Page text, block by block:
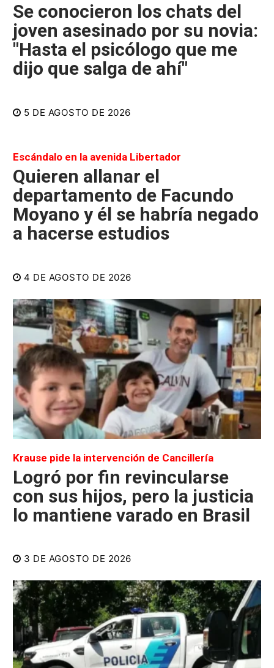
Se conocieron los chats del
joven asesinado por su novia:
"Hasta el psicólogo que me
dijo que salga de ahí"
5 DE AGOSTO DE 2026
Escándalo en la avenida Libertador
Quieren allanar el
departamento de Facundo
Moyano y él se habría negado
a hacerse estudios
4 DE AGOSTO DE 2026
Krause pide la intervención de Cancillería
Logró por fin revincularse
con sus hijos, pero la justicia
lo mantiene varado en Brasil
3 DE AGOSTO DE 2026